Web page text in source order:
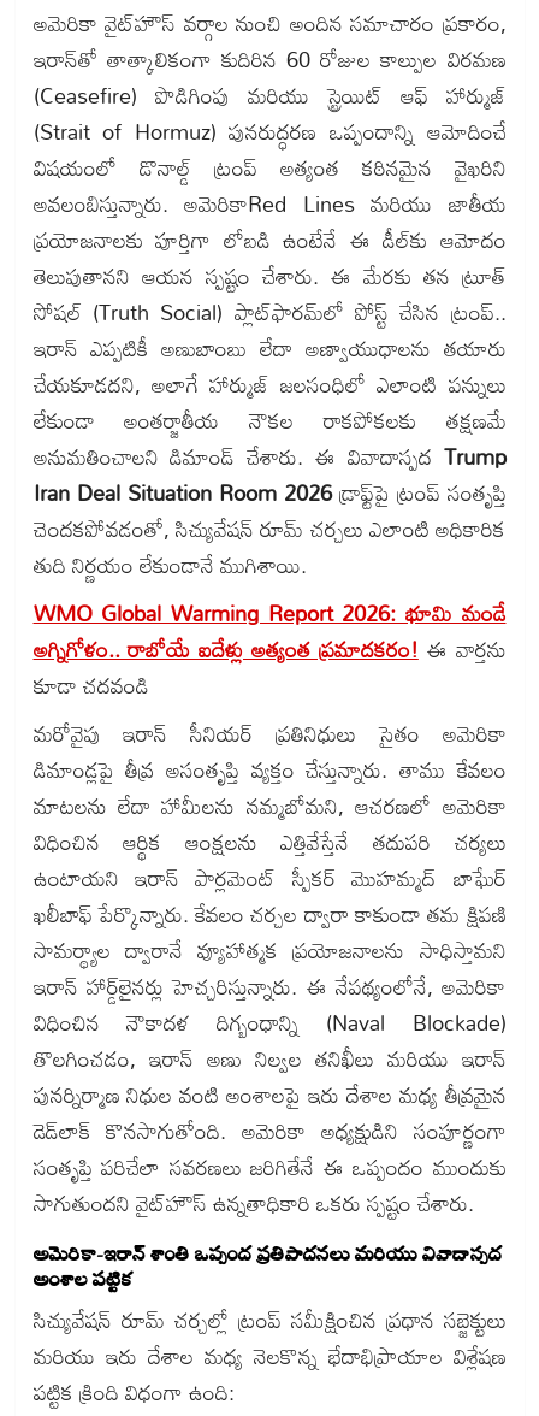
అమెరికా వైట్‌హౌస్ వర్గాల నుంచి అందిన సమాచారం ప్రకారం,
ఇరాన్‌తో తాత్కాలికంగా కుదిరిన 60 రోజుల కాల్పుల విరమణ
(Ceasefire) పొడిగింపు మరియు స్ట్రెయిట్ ఆఫ్ హార్ముజ్
(Strait of Hormuz) పునరుద్ధరణ ఒప్పందాన్ని ఆమోదించే
విషయంలో డొనాల్డ్ ట్రంప్ అత్యంత కఠినమైన వైఖరిని
అవలంబిస్తున్నారు. అమెరికాRed Lines మరియు జాతీయ
ప్రయోజనాలకు పూర్తిగా లోబడి ఉంటేనే ఈ డీల్‌కు ఆమోదం
తెలుపుతానని ఆయన స్పష్టం చేశారు. ఈ మేరకు తన ట్రూత్
సోషల్ (Truth Social) ప్లాట్‌ఫారమ్‌లో పోస్ట్ చేసిన ట్రంప్..
ఇరాన్ ఎప్పటికీ అణుబాంబు లేదా అణ్వాయుధాలను తయారు
చేయకూడదని, అలాగే హార్ముజ్ జలసంధిలో ఎలాంటి పన్నులు
లేకుండా అంతర్జాతీయ నౌకల రాకపోకలకు తక్షణమే
అనుమతించాలని డిమాండ్ చేశారు. ఈ వివాదాస్పద Trump
Iran Deal Situation Room 2026డ్రాఫ్ట్‌పై ట్రంప్ సంతృప్తి
చెందకపోవడంతో, సిచ్యువేషన్ రూమ్ చర్చలు ఎలాంటి అధికారిక
తుది నిర్ణయం లేకుండానే ముగిశాయి.
WMO Global Warming Report 2026: భూమి మండే
అగ్నిగోళం.. రాబోయే ఐదేళ్లు అత్యంత ప్రమాదకరం!ఈ వార్తను
కూడా చదవండి
మరోవైపు ఇరాన్ సీనియర్ ప్రతినిధులు సైతం అమెరికా
డిమాండ్లపై తీవ్ర అసంతృప్తి వ్యక్తం చేస్తున్నారు. తాము కేవలం
మాటలను లేదా హామీలను నమ్మబోమని, ఆచరణలో అమెరికా
విధించిన ఆర్థిక ఆంక్షలను ఎత్తివేస్తేనే తదుపరి చర్యలు
ఉంటాయని ఇరాన్ పార్లమెంట్ స్పీకర్ మొహమ్మద్ బాఘేర్
ఖలీబాఫ్ పేర్కొన్నారు. కేవలం చర్చల ద్వారా కాకుండా తమ క్షిపణి
సామర్థ్యాల ద్వారానే వ్యూహాత్మక ప్రయోజనాలను సాధిస్తామని
ఇరాన్ హార్డ్‌లైనర్లు హెచ్చరిస్తున్నారు. ఈ నేపథ్యంలోనే, అమెరికా
విధించిన నౌకాదళ దిగ్బంధాన్ని (Naval Blockade)
తొలగించడం, ఇరాన్ అణు నిల్వల తనిఖీలు మరియు ఇరాన్
పునర్నిర్మాణ నిధుల వంటి అంశాలపై ఇరు దేశాల మధ్య తీవ్రమైన
డెడ్‌లాక్ కొనసాగుతోంది. అమెరికా అధ్యక్షుడిని సంపూర్ణంగా
సంతృప్తి పరిచేలా సవరణలు జరిగితేనే ఈ ఒప్పందం ముందుకు
సాగుతుందని వైట్‌హౌస్ ఉన్నతాధికారి ఒకరు స్పష్టం చేశారు.
అమెరికా-ఇరాన్ శాంతి ఒప్పంద ప్రతిపాదనలు మరియు వివాదాస్పద
అంశాల పట్టిక
సిచ్యువేషన్ రూమ్ చర్చల్లో ట్రంప్ సమీక్షించిన ప్రధాన సబ్జెక్టులు
మరియు ఇరు దేశాల మధ్య నెలకొన్న భేదాభిప్రాయాల విశ్లేషణ
పట్టిక క్రింది విధంగా ఉంది: